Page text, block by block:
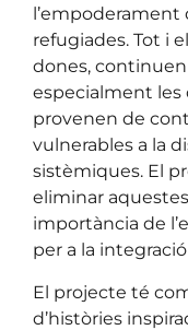
refugiades. Tot i
dones,
especialment les
provenen de
vulnerables a la
sistèmiques. El
eliminar
importància de
per a la
El projecte té
d’històries